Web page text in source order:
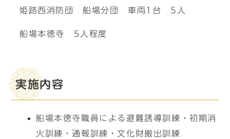
姫路西消防団 船場分団 車両1台 5人
船場本徳寺 5人程度
実施内容
船場本徳寺職員による避難誘導訓練・初期消
火訓練・通報訓練・文化財搬出訓練